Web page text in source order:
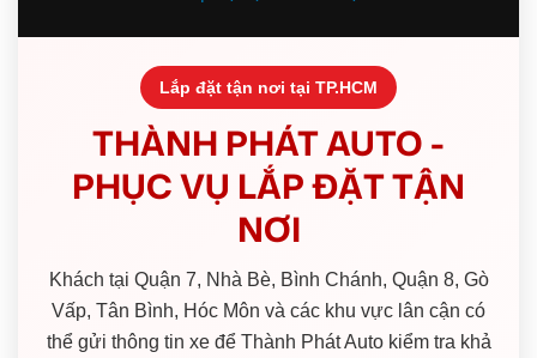
Lắp đặt tận nơi tại TP.HCM
THÀNH PHÁT AUTO -
PHỤC VỤ LẮP ĐẶT TẬN
NƠI
Khách tại Quận 7, Nhà Bè, Bình Chánh, Quận 8, Gò
Vấp, Tân Bình, Hóc Môn và các khu vực lân cận có
thể gửi thông tin xe để Thành Phát Auto kiểm tra khả